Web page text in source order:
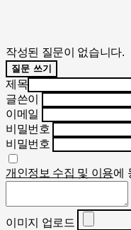
작성된 질문이 없습니다.
질문 쓰기
제목
글쓴이
이메일
비밀번호
비밀번호
개인정보 수집 및 이용에
이미지 업로드